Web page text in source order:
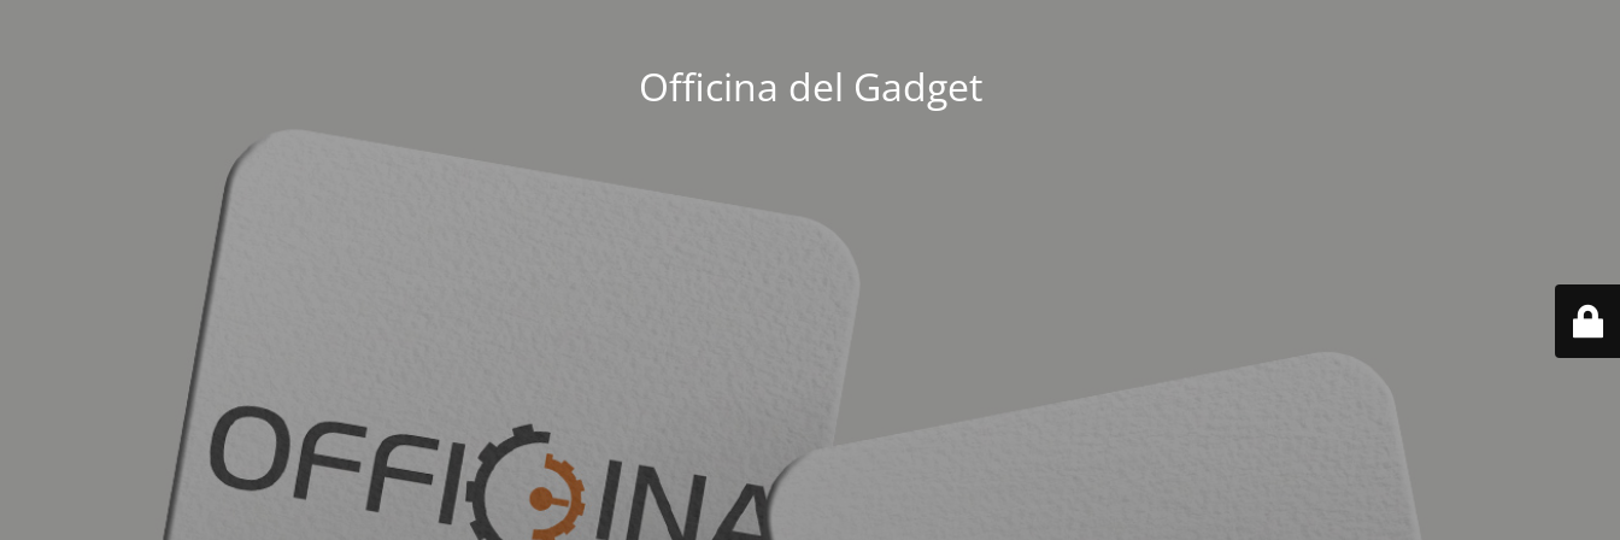
Officina del Gadget